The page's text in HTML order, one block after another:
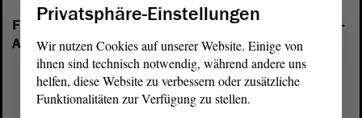
Folgende Fraktionen sind im Landtag von Sachsen-
Anhalt vertreten:
Privatsphäre-Einstellungen
Wir nutzen Cookies auf unserer Website. Einige von
ihnen sind technisch notwendig, während andere uns
helfen, diese Website zu verbessern oder zusätzliche
Funktionalitäten zur Verfügung zu stellen.